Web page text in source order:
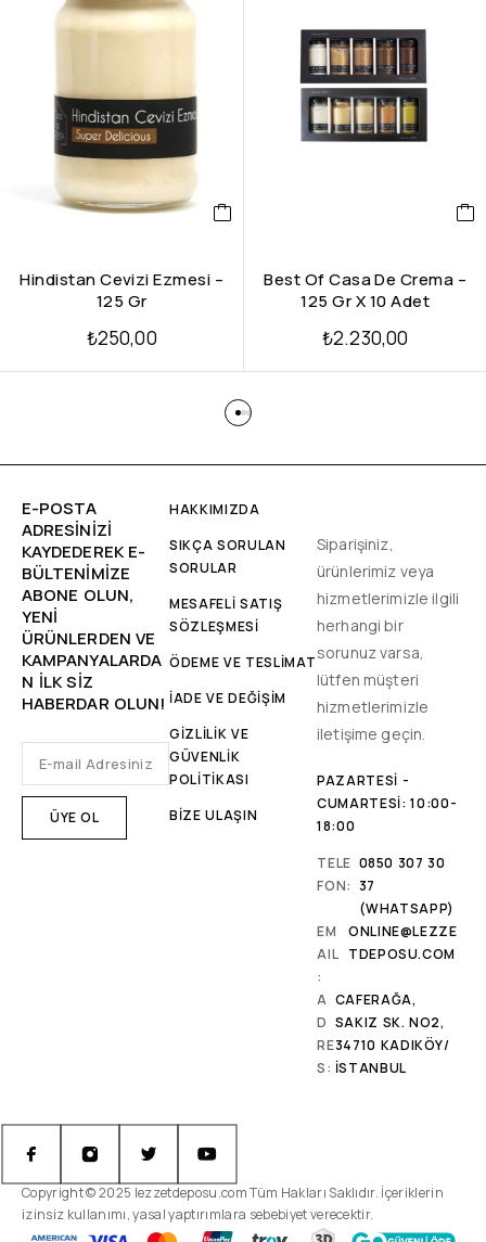
Hindistan Cevizi Ezmesi –
125 Gr
₺250,00
Best Of Casa De Crema –
125 Gr X 10 Adet
₺2.230,00
E-POSTA
ADRESINIZI
KAYDEDEREK E-
BÜLTENIMIZE
ABONE OLUN,
YENİ
ÜRÜNLERDEN VE
KAMPANYALARDA
N ILK SIZ
HABERDAR OLUN!
HAKKIMIZDA
SIKÇA SORULAN
SORULAR
MESAFELİ SATIŞ
SÖZLEŞMESİ
ÖDEME VE TESLİMAT
İADE VE DEĞİŞİM
GİZLİLİK VE
GÜVENLİK
POLİTİKASI
BİZE ULAŞIN
Siparişiniz,
ürünlerimiz veya
hizmetlerimizle ilgili
herhangi bir
sorunuz varsa,
lütfen müşteri
hizmetlerimizle
iletişime geçin.
PAZARTESI -
CUMARTESI: 10:00-
18:00
TELE
FON:
0850 307 30
37
(WHATSAPP)
EM
AIL
:
ONLINE@LEZZE
TDEPOSU.COM
A
D
RE
S:
CAFERAĞA,
SAKIZ SK. NO2,
34710 KADIKÖY/
İSTANBUL
Copyright © 2025 lezzetdeposu.com Tüm Hakları Saklıdır. İçeriklerin
izinsiz kullanımı, yasal yaptırımlara sebebiyet verecektir.